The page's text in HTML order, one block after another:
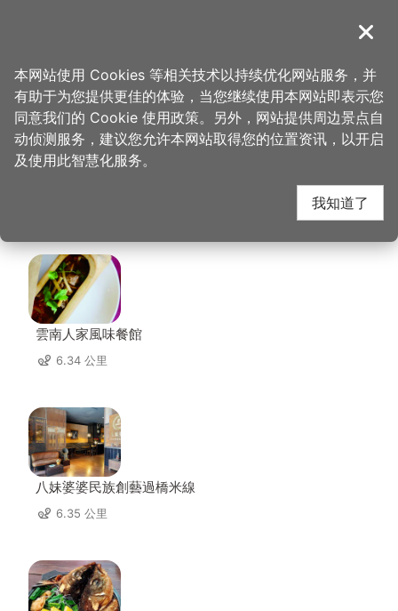
導覽
首页 > 想去的地方 > 美食、购物 > 大溪鹅庄客家餐馆
大溪鹅庄客家餐馆 周边
店家
雲南人家風味餐館
6.34 公里
八妹婆婆民族創藝過橋米線
6.35 公里
关闭
本网站使用 Cookies 等相关技术以持续优化网站服务，并
有助于为您提供更佳的体验，当您继续使用本网站即表示您
同意我们的 Cookie 使用政策。另外，网站提供周边景点自
动侦测服务，建议您允许本网站取得您的位置资讯，以开启
及使用此智慧化服务。
我知道了